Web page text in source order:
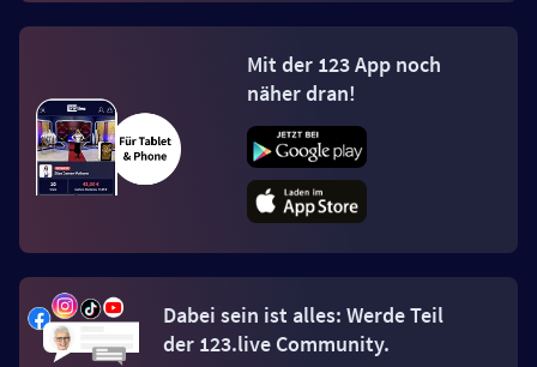
Mit der 123 App noch
näher dran!
Dabei sein ist alles: Werde Teil
der 123.live Community.